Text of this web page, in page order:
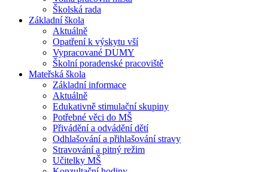
Školská rada
Základní škola
Aktuálně
Opatření k výskytu vší
Vypracované DUMY
Školní poradenské pracoviště
Mateřská škola
Základní informace
Aktuálně
Edukativně stimulační skupiny
Potřebné věci do MŠ
Přivádění a odvádění dětí
Odhlašování a přihlašování stravy
Stravování a pitný režim
Učitelky MŠ